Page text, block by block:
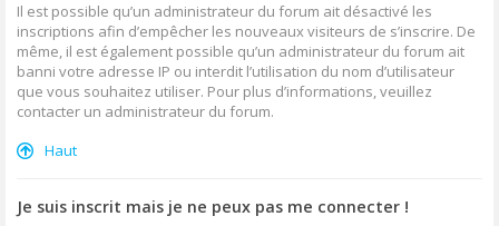
Il est possible qu’un administrateur du forum ait désactivé les
inscriptions afin d’empêcher les nouveaux visiteurs de s’inscrire. De
même, il est également possible qu’un administrateur du forum ait
banni votre adresse IP ou interdit l’utilisation du nom d’utilisateur
que vous souhaitez utiliser. Pour plus d’informations, veuillez
contacter un administrateur du forum.
Haut
Je suis inscrit mais je ne peux pas me connecter !